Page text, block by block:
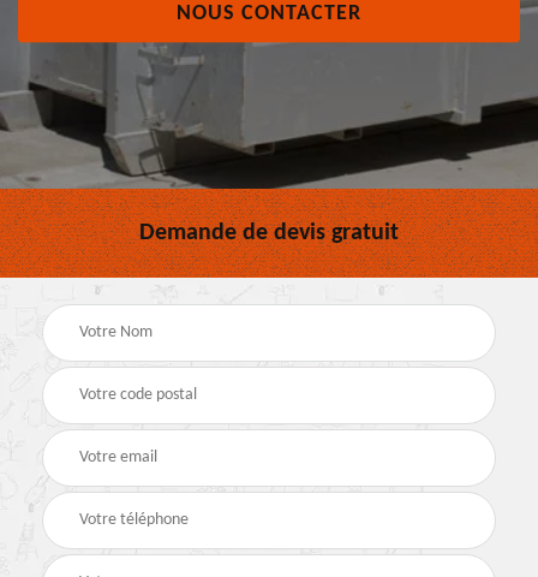
NOUS CONTACTER
Demande de devis gratuit